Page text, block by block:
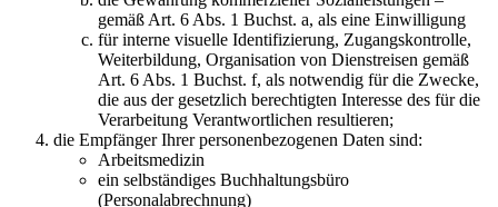
gemäß Art. 6 Abs. 1 Buchst. a, als eine Einwilligung
für interne visuelle Identifizierung, Zugangskontrolle,
Weiterbildung, Organisation von Dienstreisen gemäß
Art. 6 Abs. 1 Buchst. f, als notwendig für die Zwecke,
die aus der gesetzlich berechtigten Interesse des für die
Verarbeitung Verantwortlichen resultieren;
die Empfänger Ihrer personenbezogenen Daten sind:
Arbeitsmedizin
ein selbständiges Buchhaltungsbüro
(Personalabrechnung)